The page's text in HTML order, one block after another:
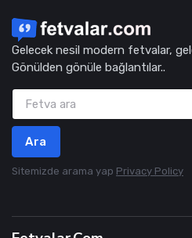
Gelecek nesil modern fetvalar,
Gönülden gönüle bağlantılar..
Ara
Sitemizde arama yap Privacy Policy